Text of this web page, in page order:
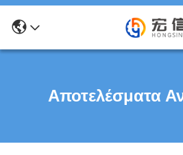
Αποτελέσματα